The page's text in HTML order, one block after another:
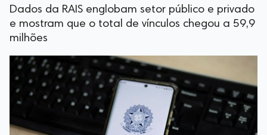
Dados da RAIS englobam setor público e privado
e mostram que o total de vínculos chegou a 59,9
milhões